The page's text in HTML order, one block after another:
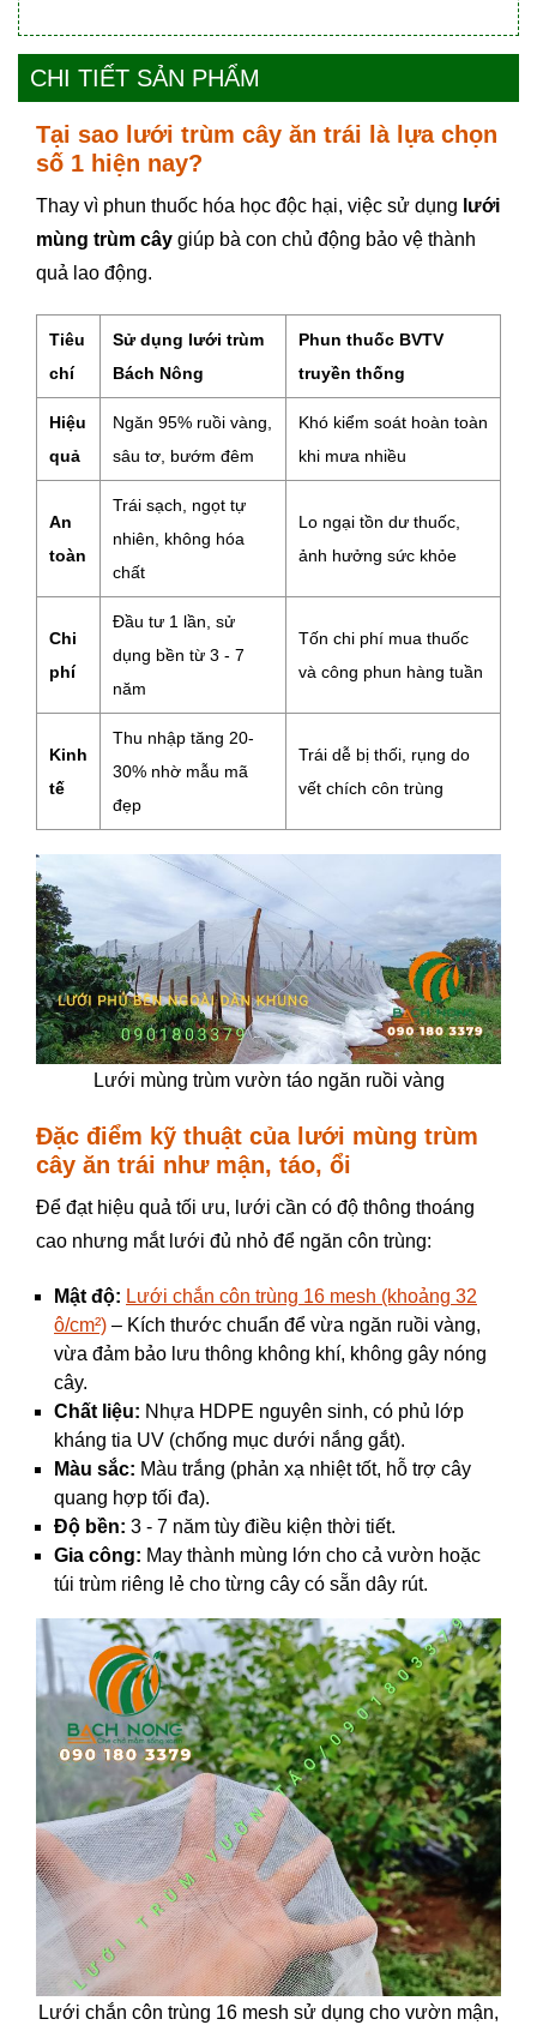
CHI TIẾT SẢN PHẨM
Tại sao lưới trùm cây ăn trái là lựa chọn
số 1 hiện nay?
Thay vì phun thuốc hóa học độc hại, việc sử dụng lưới
mùng trùm cây giúp bà con chủ động bảo vệ thành
quả lao động.
Tiêu
chí
Sử dụng lưới trùm
Bách Nông
Phun thuốc BVTV
truyền thống
Hiệu
quả
Ngăn 95% ruồi vàng,
sâu tơ, bướm đêm
Khó kiểm soát hoàn toàn
khi mưa nhiều
An
toàn
Trái sạch, ngọt tự
nhiên, không hóa
chất
Lo ngại tồn dư thuốc,
ảnh hưởng sức khỏe
Chi
phí
Đầu tư 1 lần, sử
dụng bền từ 3 - 7
năm
Tốn chi phí mua thuốc
và công phun hàng tuần
Kinh
tế
Thu nhập tăng 20-
30% nhờ mẫu mã
đẹp
Trái dễ bị thối, rụng do
vết chích côn trùng
Lưới mùng trùm vườn táo ngăn ruồi vàng
Đặc điểm kỹ thuật của lưới mùng trùm
cây ăn trái như mận, táo, ổi
Để đạt hiệu quả tối ưu, lưới cần có độ thông thoáng
cao nhưng mắt lưới đủ nhỏ để ngăn côn trùng:
Mật độ: Lưới chắn côn trùng 16 mesh (khoảng 32
ô/cm²) – Kích thước chuẩn để vừa ngăn ruồi vàng,
vừa đảm bảo lưu thông không khí, không gây nóng
cây.
Chất liệu: Nhựa HDPE nguyên sinh, có phủ lớp
kháng tia UV (chống mục dưới nắng gắt).
Màu sắc: Màu trắng (phản xạ nhiệt tốt, hỗ trợ cây
quang hợp tối đa).
Độ bền: 3 - 7 năm tùy điều kiện thời tiết.
Gia công: May thành mùng lớn cho cả vườn hoặc
túi trùm riêng lẻ cho từng cây có sẵn dây rút.
Lưới chắn côn trùng 16 mesh sử dụng cho vườn mận,